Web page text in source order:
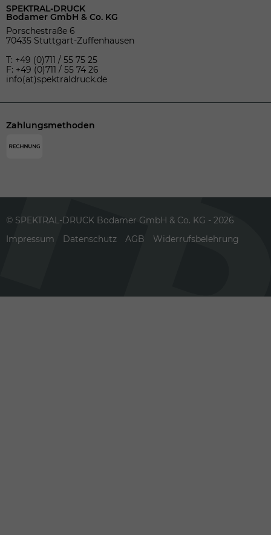
SPEKTRAL-DRUCK
Bodamer GmbH & Co. KG
Porschestraße 6
70435 Stuttgart-Zuffenhausen
T: +49 (0)711 / 55 75 25
F: +49 (0)711 / 55 74 26
info(at)spektraldruck.de
Zahlungsmethoden
© SPEKTRAL-DRUCK Bodamer GmbH & Co. KG - 2026
Impressum
Datenschutz AGB Widerrufsbelehrung